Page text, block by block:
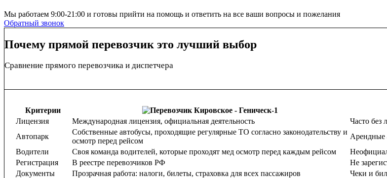
Мы работаем 9:00-21:00 и готовы прийти на помощь и ответить на все ваши вопросы и пожелания
Обратный звонок
Почему прямой перевозчик это лучший выбор
Сравнение прямого перевозчика и диспетчера
Критерии
Лицензия
Международная лицензия, официальная деятельность
Часто без
Автопарк
Собственные автобусы, проходящие регулярные ТО согласно законодательству и
осмотр перед рейсом
Арендные
Водители
Своя команда водителей, которые проходят мед осмотр перед каждым рейсом
Регистрация
В реестре перевозчиков РФ
Не
Документы
Прозрачная работа: налоги, билеты, страховка для всех пассажиров
Чеки и